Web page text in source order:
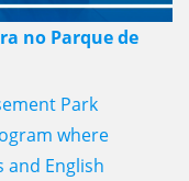
no Parque de
Park
where
and English